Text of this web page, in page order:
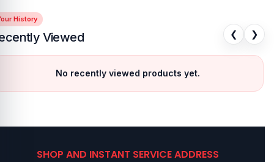
History
Viewed ❮ ❯
No recently viewed products yet.
SHOP AND INSTANT SERVICE ADDRESS